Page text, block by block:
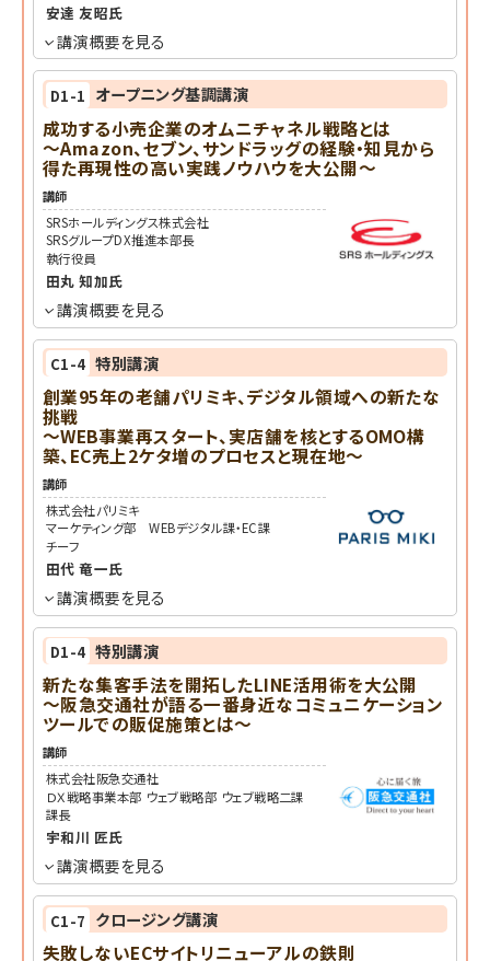
安達 友昭氏
講演概要を見る
D1-1 オープニング基調講演
成功する小売企業のオムニチャネル戦略とは
～Amazon、セブン、サンドラッグの経験・知見から
得た再現性の高い実践ノウハウを大公開～
講師
SRSホールディングス株式会社
SRSグループDX推進本部長
執行役員
田丸 知加氏
講演概要を見る
C1-4 特別講演
創業95年の老舗パリミキ、デジタル領域への新たな
挑戦
～WEB事業再スタート、実店舗を核とするOMO構
築、EC売上2ケタ増のプロセスと現在地～
講師
株式会社パリミキ
マーケティング部 WEBデジタル課・EC課
チーフ
田代 竜一氏
講演概要を見る
D1-4 特別講演
新たな集客手法を開拓したLINE活用術を大公開
～阪急交通社が語る一番身近なコミュニケーション
ツールでの販促施策とは～
講師
株式会社阪急交通社
ＤＸ戦略事業本部 ウェブ戦略部 ウェブ戦略二課
課長
宇和川 匠氏
講演概要を見る
C1-7 クロージング講演
失敗しないECサイトリニューアルの鉄則